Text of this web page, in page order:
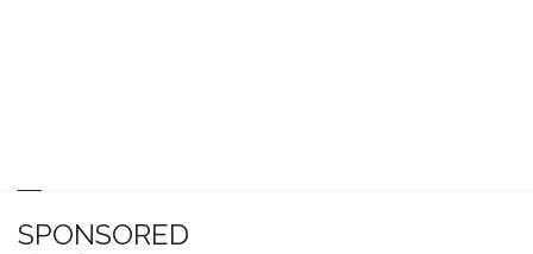
SPONSORED